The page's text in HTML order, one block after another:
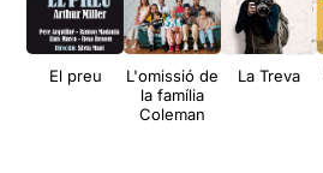
El preu
L'omissió de
la família
Coleman
La Treva